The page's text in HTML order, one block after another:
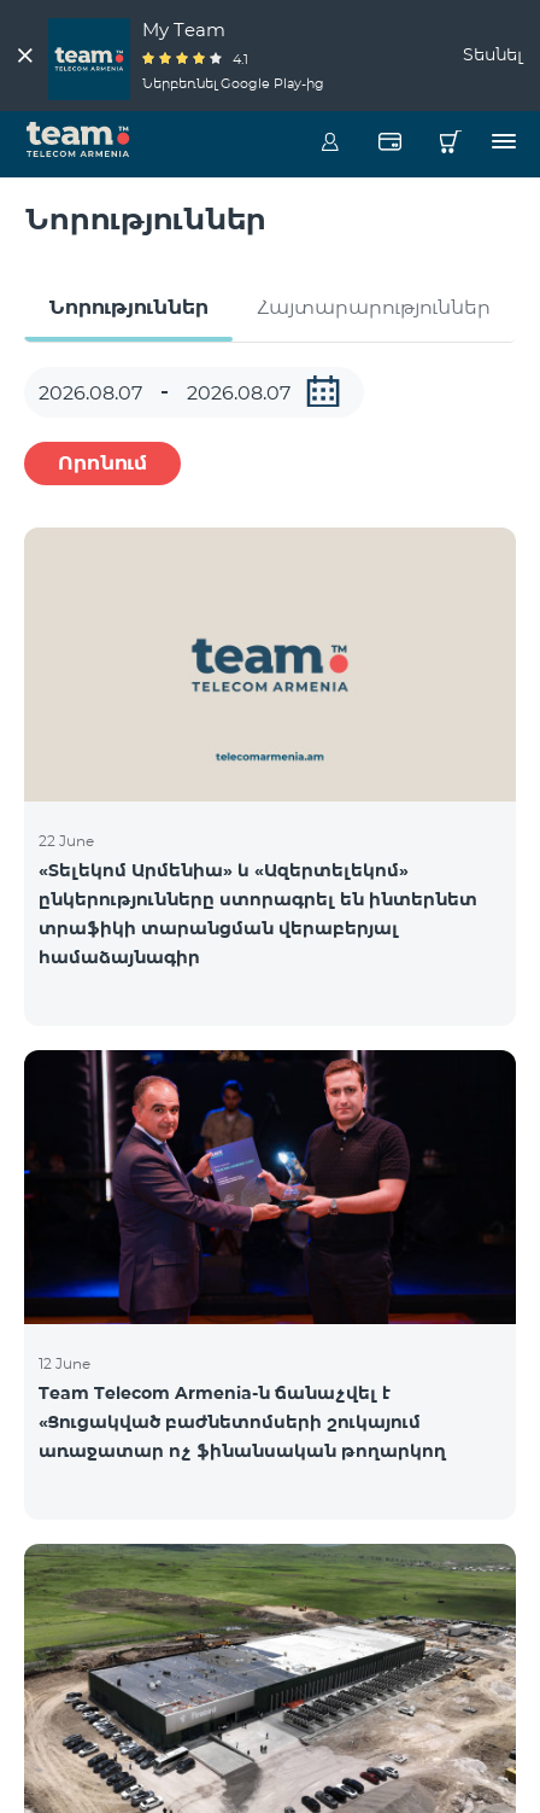
My Team
4.1
Ներբեռնել Google Play-ից
Տեսնել
Նորություններ
Նորություններ Հայտարարություններ
Որոնում
22 June
«Տելեկոմ Արմենիա» և «Ազերտելեկոմ»
ընկերությունները ստորագրել են ինտերնետ
տրաֆիկի տարանցման վերաբերյալ
համաձայնագիր
12 June
Team Telecom Armenia-ն ճանաչվել է
«Ցուցակված բաժնետոմսերի շուկայում
առաջատար ոչ ֆինանսական թողարկող